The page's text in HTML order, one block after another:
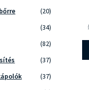
(20)
(34)
(82)
(37)
(37)